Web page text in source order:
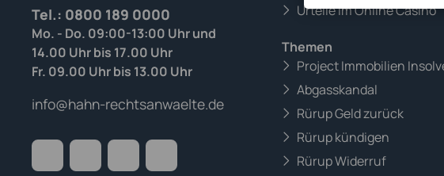
Tel.: 0800 189 0000
Mo. - Do. 09:00-13:00 Uhr und
14.00 Uhr bis 17.00 Uhr
Fr. 09.00 Uhr bis 13.00 Uhr
info@hahn-rechtsanwaelte.de
Urteile im Online Casino
Themen
Project Immobilien
Abgasskandal
Rürup Geld zurück
Rürup kündigen
Rürup Widerruf